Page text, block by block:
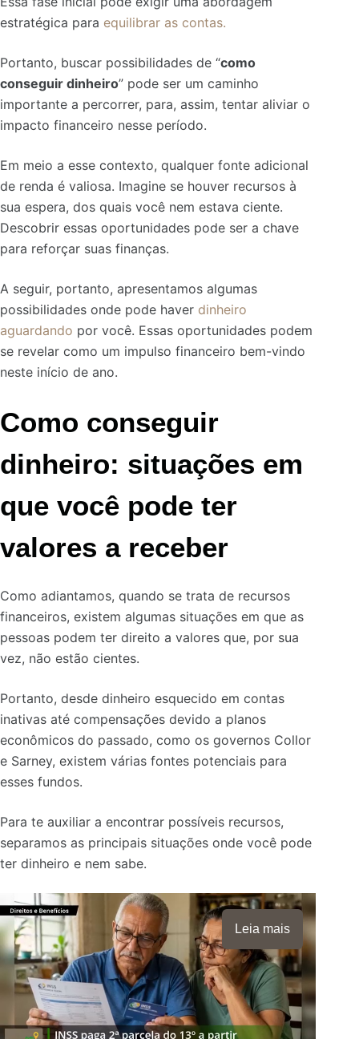
estratégica para equilibrar as contas.
Portanto, buscar possibilidades de “como
conseguir dinheiro” pode ser um caminho
importante a percorrer, para, assim, tentar aliviar o
impacto financeiro nesse período.
Em meio a esse contexto, qualquer fonte adicional
de renda é valiosa. Imagine se houver recursos à
sua espera, dos quais você nem estava ciente.
Descobrir essas oportunidades pode ser a chave
para reforçar suas finanças.
A seguir, portanto, apresentamos algumas
possibilidades onde pode haver dinheiro
aguardando por você. Essas oportunidades podem
se revelar como um impulso financeiro bem-vindo
neste início de ano.
Como conseguir
dinheiro: situações em
que você pode ter
valores a receber
Como adiantamos, quando se trata de recursos
financeiros, existem algumas situações em que as
pessoas podem ter direito a valores que, por sua
vez, não estão cientes.
Portanto, desde dinheiro esquecido em contas
inativas até compensações devido a planos
econômicos do passado, como os governos Collor
e Sarney, existem várias fontes potenciais para
esses fundos.
Para te auxiliar a encontrar possíveis recursos,
separamos as principais situações onde você pode
ter dinheiro e nem sabe.
Leia mais